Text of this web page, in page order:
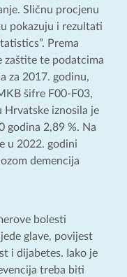
Sličnu procjenu
pokazuju i rezultati
Prema
zaštite te podatcima
za 2017. godinu,
šifre F00-F03,
Hrvatske iznosila je
godina 2,89 %. Na
u 2022. godini
demencija
bolesti
glave, povijest
i dijabetes. Iako je
treba biti